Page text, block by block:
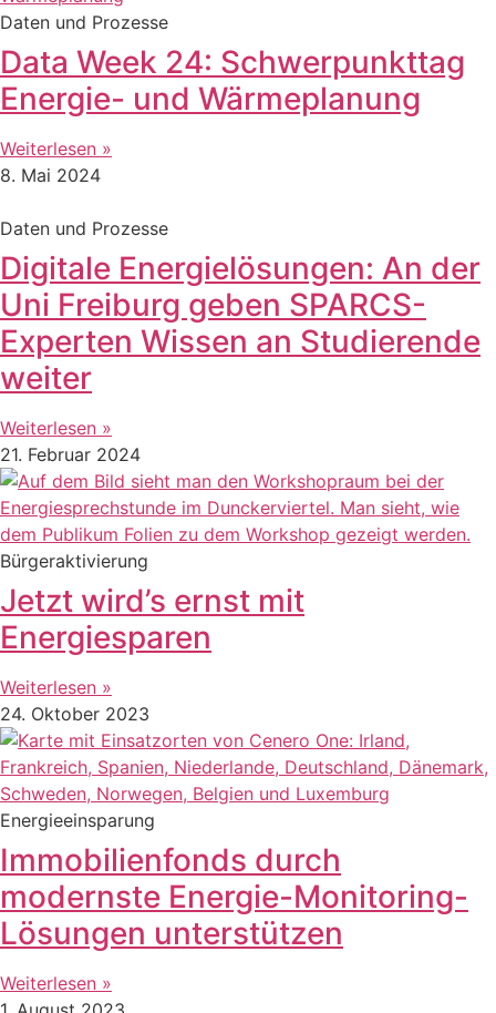
Daten und Prozesse
Data Week 24: Schwerpunkttag
Energie- und Wärmeplanung
Weiterlesen »
8. Mai 2024
Daten und Prozesse
Digitale Energielösungen: An der
Uni Freiburg geben SPARCS-
Experten Wissen an Studierende
weiter
Weiterlesen »
21. Februar 2024
Bürgeraktivierung
Jetzt wird’s ernst mit
Energiesparen
Weiterlesen »
24. Oktober 2023
Energieeinsparung
Immobilienfonds durch
modernste Energie-Monitoring-
Lösungen unterstützen
Weiterlesen »